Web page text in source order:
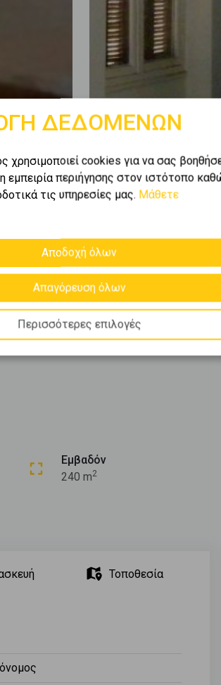
Εμβαδόν
240 m2
Τοποθεσία
ΔΕΔΟΜΕΝΩΝ
χρησιμοποιεί cookies για να σας
εμπειρία περιήγησης στον ιστότοπο
τις υπηρεσίες μας. Μάθετε
Αποδοχή όλων
Απαγόρευση όλων
Περισσότερες επιλογές